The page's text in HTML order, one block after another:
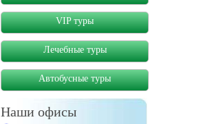
VIP туры
Лечебные туры
Автобусные туры
Наши офисы